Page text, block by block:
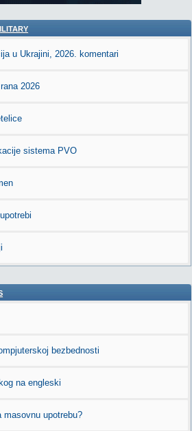
u Ukrajini, 2026. komentari
2026
sistema PVO
bezbednosti
na engleski
masovnu upotrebu?